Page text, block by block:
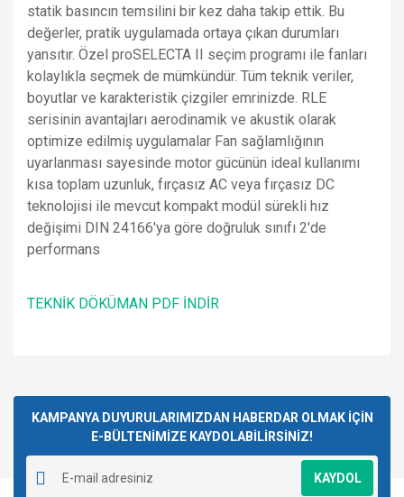
statik basıncın temsilini bir kez daha takip ettik. Bu
değerler, pratik uygulamada ortaya çıkan durumları
yansıtır. Özel proSELECTA II seçim programı ile fanları
kolaylıkla seçmek de mümkündür. Tüm teknik veriler,
boyutlar ve karakteristik çizgiler emrinizde. RLE
serisinin avantajları aerodinamik ve akustik olarak
optimize edilmiş uygulamalar Fan sağlamlığının
uyarlanması sayesinde motor gücünün ideal kullanımı
kısa toplam uzunluk, fırçasız AC veya fırçasız DC
teknolojisi ile mevcut kompakt modül sürekli hız
değişimi DIN 24166'ya göre doğruluk sınıfı 2'de
performans
TEKNİK DÖKÜMAN PDF İNDİR
Yorum Yaz
kullanarak tarafımıza iletebilirsiniz.
Görüş ve önerileriniz için teşekkür ederiz.
Ürün resmi kalitesiz, bozuk veya görüntülenemiyor.
Ürün açıklamasında eksik bilgiler bulunuyor.
KAMPANYA DUYURULARIMIZDAN HABERDAR OLMAK İÇİN
E-BÜLTENİMİZE KAYDOLABİLİRSİNİZ!
KAYDOL